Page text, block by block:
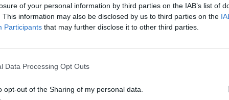
of your personal information by third parties on the IAB’s list of
This information may also be disclosed by us to third parties on the
Participants that may further disclose it to other third parties.
Data Processing Opt Outs
opt-out of the Sharing of my personal data.
retrouver son autonomie
Cha Sa-Soon. Elle avait besoin d’une voiture pour
accompagner ses petits-enfants lors de
donc une véritable étape vers